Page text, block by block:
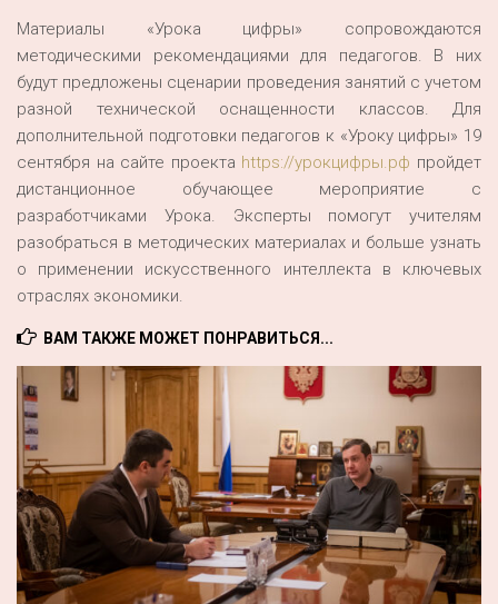
Материалы «Урока цифры» сопровождаются
методическими рекомендациями для педагогов. В них
будут предложены сценарии проведения занятий с учетом
разной технической оснащенности классов. Для
дополнительной подготовки педагогов к «Уроку цифры» 19
сентября на сайте проекта https://урокцифры.рф пройдет
дистанционное обучающее мероприятие с
разработчиками Урока. Эксперты помогут учителям
разобраться в методических материалах и больше узнать
о применении искусственного интеллекта в ключевых
отраслях экономики.
ВАМ ТАКЖЕ МОЖЕТ ПОНРАВИТЬСЯ...